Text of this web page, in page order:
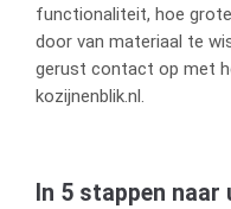
functionaliteit, hoe
door van materiaal te
gerust contact op met
kozijnenblik.nl.
In 5 stappen naar